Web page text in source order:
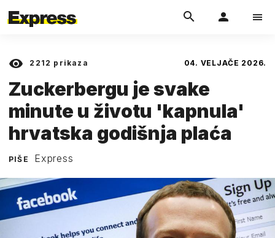
2212 prikaza 04. VELJAČE 2026.
Zuckerbergu je svake
minute u životu 'kapnula'
hrvatska godišnja plaća
PIŠE Express